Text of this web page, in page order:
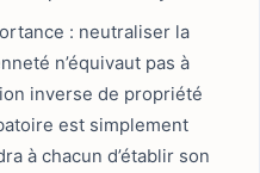
: neutraliser la
n’équivaut pas à
inverse de propriété
est simplement
à chacun d’établir son